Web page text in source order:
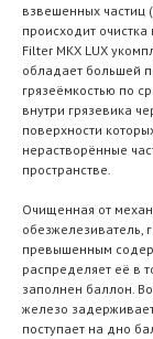
взвешенных частиц
происходит
Filter MKX LUX
обладает большей
грязеёмкостью по
внутри грязевика
поверхности
нерастворённые
пространстве.
Очищенная от
обезжелезиватель,
превышенным
распределяет её в
заполнен баллон.
железо
поступает на дно